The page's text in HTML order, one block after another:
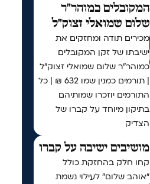
המקובלים כמוהר"ר
שלום שמואלי זצוק"ל
מכירים תודה ומחזקים את
ישיבתו של זקן המקובלים
כמוהר"ר שלום שמואלי זצוק"ל
| תורמים כמנין שמו 632 ₪ | כל
התורמים יוזכרו שמותיהם
בתיקון מיוחד על קברו של
הצדיק
מושיבים ישיבה על קברו
קחו חלק בהחזקת כולל
“אוהב שלום” לעילוי נשמת